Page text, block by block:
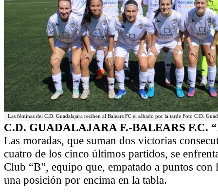
Las féminas del C.D. Guadalajara reciben al Balears FC el sábado por la tarde Foto C.D.
C.D. GUADALAJARA F.-BALEARS F.C.
Las moradas, que suman dos victorias
cuatro de los cinco últimos partidos, se
Club “B”, equipo que, empatado a puntos con
una posición por encima en la tabla.